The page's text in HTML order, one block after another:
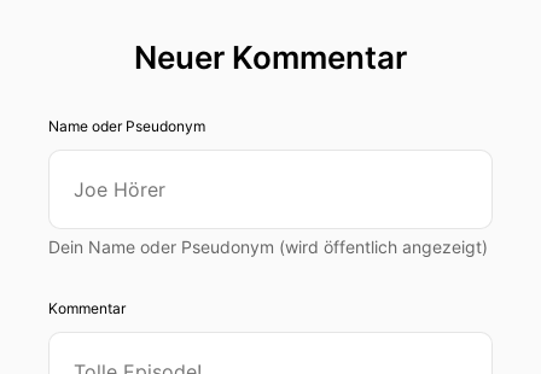
Neuer Kommentar
Name oder Pseudonym
Dein Name oder Pseudonym (wird öffentlich angezeigt)
Kommentar